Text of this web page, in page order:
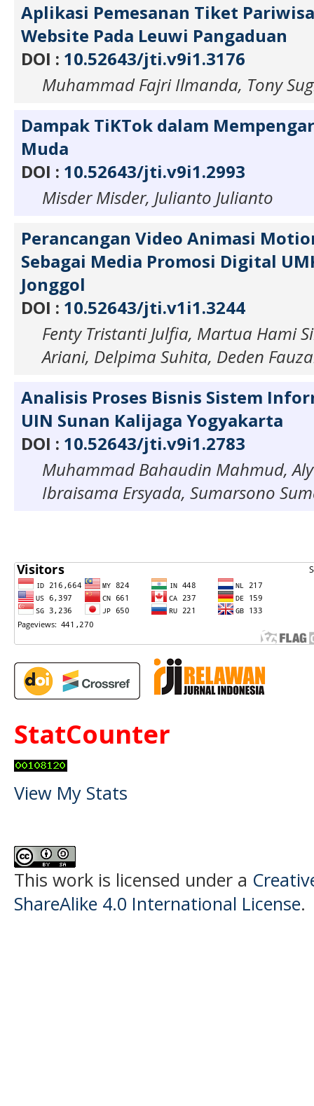
Aplikasi Pemesanan Tiket
Website Pada Leuwi Pangaduan
DOI : 10.52643/jti.v9i1.3176
Muhammad Fajri Ilmanda, Tony
Dampak TiKTok dalam
Muda
DOI : 10.52643/jti.v9i1.2993
Misder Misder, Julianto Julianto
Perancangan Video Animasi
Sebagai Media Promosi Digital
Jonggol
DOI : 10.52643/jti.v1i1.3244
Fenty Tristanti Julfia, Martua Hami
Ariani, Delpima Suhita, Deden
Analisis Proses Bisnis Sistem
UIN Sunan Kalijaga Yogyakarta
DOI : 10.52643/jti.v9i1.2783
Muhammad Bahaudin Mahmud,
Ibraisama Ersyada, Sumarsono
StatCounter
View My Stats
This work is licensed under a
ShareAlike 4.0 International License.